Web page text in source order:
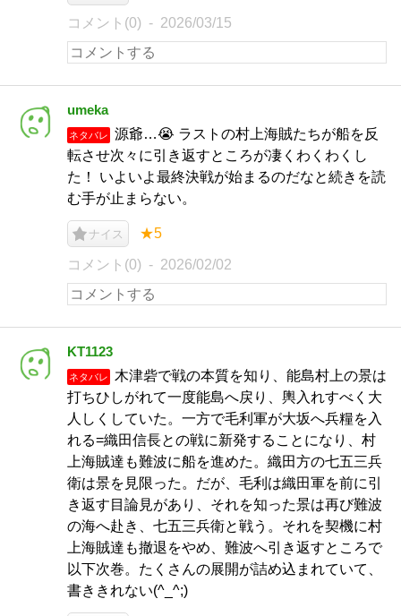
コメント(0) 2026/03/15
umeka
ネタバレ
源爺…😭 ラストの村上海賊たちが船を反
転させ次々に引き返すところが凄くわくわくし
た！ いよいよ最終決戦が始まるのだなと続きを読
む手が止まらない。
ナイス ★5
コメント(0) 2026/02/02
KT1123
ネタバレ
木津砦で戦の本質を知り、能島村上の景は
打ちひしがれて一度能島へ戻り、輿入れすべく大
人しくしていた。一方で毛利軍が大坂へ兵糧を入
れる=織田信長との戦に新発することになり、村
上海賊達も難波に船を進めた。織田方の七五三兵
衛は景を見限った。だが、毛利は織田軍を前に引
き返す目論見があり、それを知った景は再び難波
の海へ赴き、七五三兵衛と戦う。それを契機に村
上海賊達も撤退をやめ、難波へ引き返すところで
以下次巻。たくさんの展開が詰め込まれていて、
書ききれない(^_^;)